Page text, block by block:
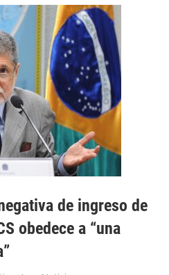
de ingreso de
obedece a “una